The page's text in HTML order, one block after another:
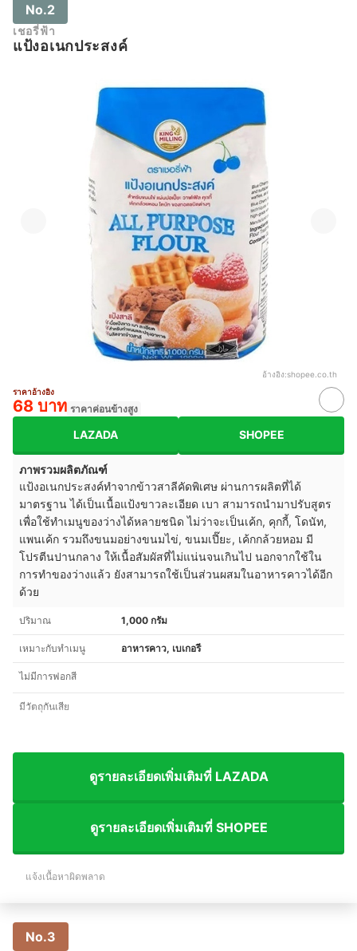
No.2
เชอรี่ฟ้า
แป้งอเนกประสงค์
อ้างอิง:shopee.co.th
ราคาอ้างอิง
68 บาท ราคาค่อนข้างสูง
LAZADA SHOPEE
ภาพรวมผลิตภัณฑ์
แป้งอเนกประสงค์ทำจากข้าวสาลีคัดพิเศษ ผ่านการผลิตที่ได้
มาตรฐาน ได้เป็นเนื้อแป้งขาวละเอียด เบา สามารถนำมาปรับสูตร
เพื่อใช้ทำเมนูของว่างได้หลายชนิด ไม่ว่าจะเป็นเค้ก, คุกกี้, โดนัท,
แพนเค้ก รวมถึงขนมอย่างขนมไข่, ขนมเปี๊ยะ, เค้กกล้วยหอม มี
โปรตีนปานกลาง ให้เนื้อสัมผัสที่ไม่แน่นจนเกินไป นอกจากใช้ใน
การทำของว่างแล้ว ยังสามารถใช้เป็นส่วนผสมในอาหารคาวได้อีก
ด้วย
ปริมาณ 1,000 กรัม
เหมาะกับทำเมนู อาหารคาว, เบเกอรี
ไม่มีการฟอกสี
มีวัตถุกันเสีย
ดูรายละเอียดเพิ่มเติมที่ LAZADA
ดูรายละเอียดเพิ่มเติมที่ SHOPEE
แจ้งเนื้อหาผิดพลาด
No.3